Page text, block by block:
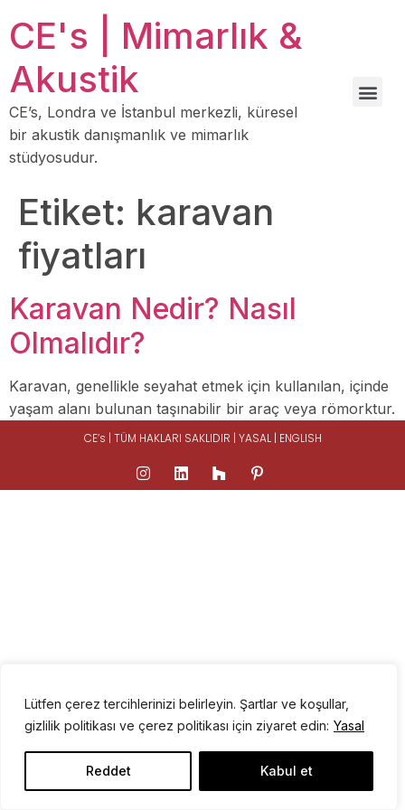
Lütfen çerez tercihlerinizi belirleyin. Şartlar ve koşullar,
gizlilik politikası ve çerez politikası için ziyaret edin: Yasal
Reddet Kabul et
CE's | Mimarlık &
Akustik
CE’s, Londra ve İstanbul merkezli, küresel
bir akustik danışmanlık ve mimarlık
stüdyosudur.
Etiket: karavan
fiyatları
Karavan Nedir? Nasıl
Olmalıdır?
Karavan, genellikle seyahat etmek için kullanılan, içinde
yaşam alanı bulunan taşınabilir bir araç veya römorktur.
CE’s | TÜM HAKLARI SAKLIDIR | YASAL | ENGLISH